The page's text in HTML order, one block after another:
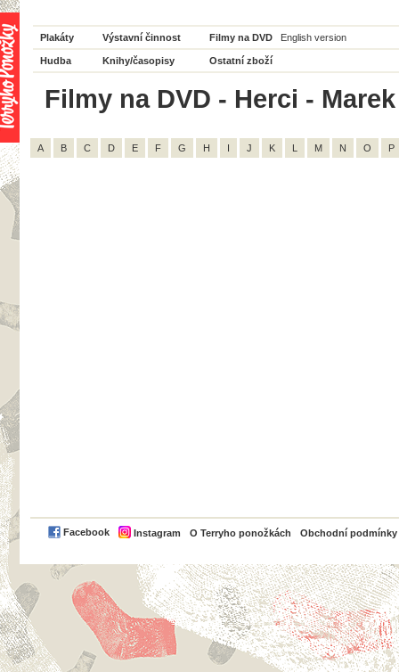
Plakáty Výstavní činnost Filmy na DVD English version
Hudba Knihy/časopisy Ostatní zboží
Filmy na DVD - Herci -
A B C D E F G H I J K L M N O P
Facebook Instagram O Terryho ponožkách Obchodní podmínky
PayPal